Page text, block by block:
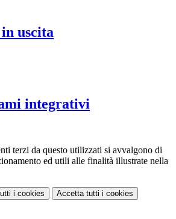
uscita
integrativi
terzi da questo utilizzati si avvalgono di
ed utili alle finalità illustrate nella
i cookies Accetta tutti i cookies